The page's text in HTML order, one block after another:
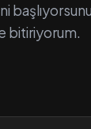
bitiriyorum.